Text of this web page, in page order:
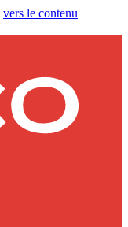
vers le contenu